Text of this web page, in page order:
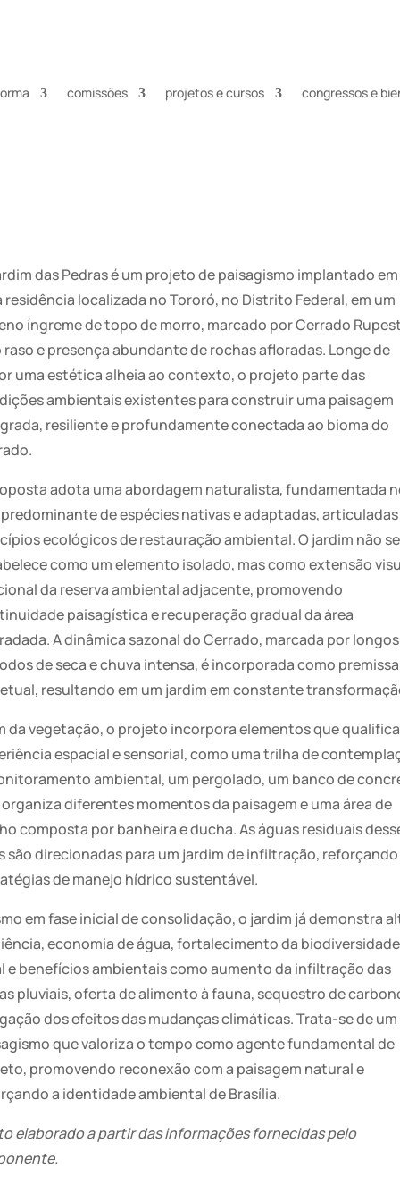
comissões projetos e cursos congressos e
das Pedras é um projeto de paisagismo implantado em
residência localizada no Tororó, no Distrito Federal, em um
íngreme de topo de morro, marcado por Cerrado
raso e presença abundante de rochas afloradas. Longe de
uma estética alheia ao contexto, o projeto parte das
ambientais existentes para construir uma paisagem
resiliente e profundamente conectada ao bioma do
adota uma abordagem naturalista, fundamentada
de espécies nativas e adaptadas, articuladas
ecológicos de restauração ambiental. O jardim não se
como um elemento isolado, mas como extensão
da reserva ambiental adjacente, promovendo
paisagística e recuperação gradual da área
A dinâmica sazonal do Cerrado, marcada por longos
de seca e chuva intensa, é incorporada como premissa
resultando em um jardim em constante
da vegetação, o projeto incorpora elementos que
espacial e sensorial, como uma trilha de
ambiental, um pergolado, um banco de
diferentes momentos da paisagem e uma área de
composta por banheira e ducha. As águas residuais
são direcionadas para um jardim de infiltração, reforçando
de manejo hídrico sustentável.
em fase inicial de consolidação, o jardim já demonstra
economia de água, fortalecimento da biodiversidade
e benefícios ambientais como aumento da infiltração das
pluviais, oferta de alimento à fauna, sequestro de
dos efeitos das mudanças climáticas. Trata-se de um
que valoriza o tempo como agente fundamental de
promovendo reconexão com a paisagem natural e
a identidade ambiental de Brasília.
elaborado a partir das informações fornecidas pelo